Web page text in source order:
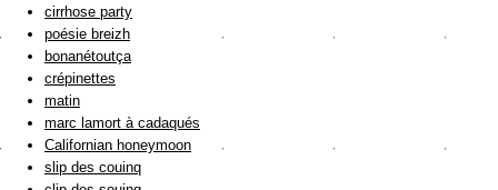
cirrhose party
poésie breizh
bonanétoutça
crépinettes
matin
marc lamort à cadaqués
Californian honeymoon
slip des couinq